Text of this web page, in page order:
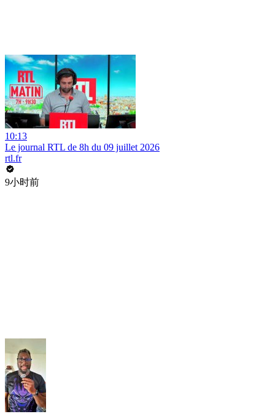
10:13
Le journal RTL de 8h du 09 juillet 2026
rtl.fr
9小时前